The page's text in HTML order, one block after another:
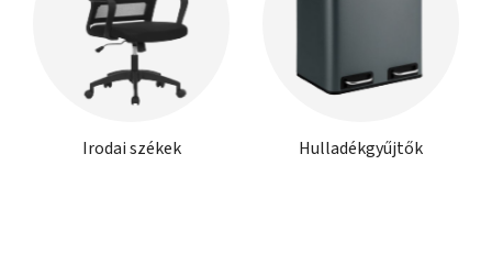
Irodai székek Hulladékgyűjtők